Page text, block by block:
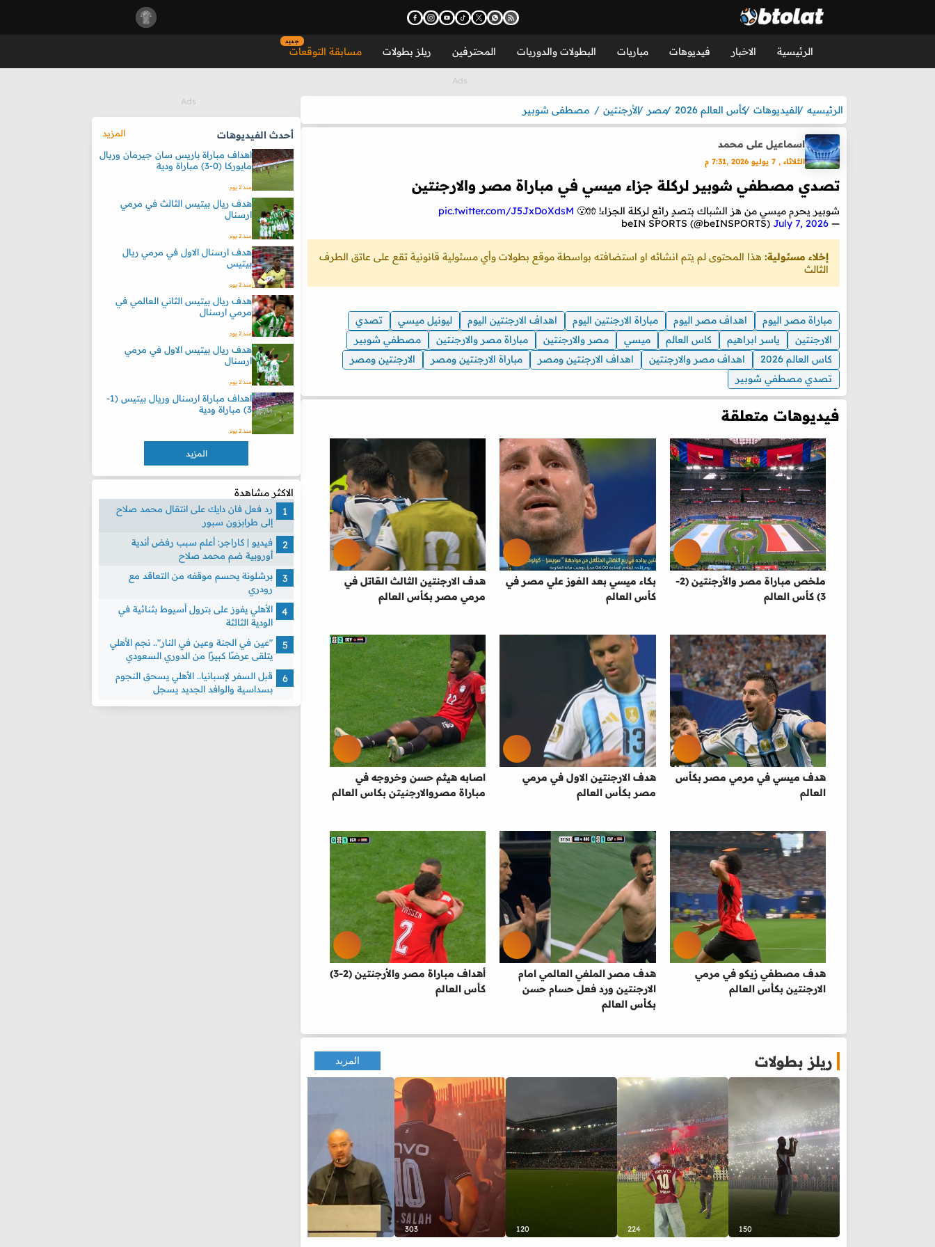
الرئيسية الاخبار فيديوهات مباريات البطولات والدوريات المحترفين ريلز بطولات مسابقة التوقعات
جديد
الرئيسيه الفيديوهات كأس العالم 2026 مصر الأرجنتين مصطفى شوبير
اسماعيل على محمد
الثلاثاء , 7 يوليو 2026 ,7:31 م
تصدي مصطفي شوبير لركلة جزاء ميسي في مباراة مصر والارجنتين
شوبير يحرم ميسي من هز الشباك بتصدٍ رائع لركلة الجزاء! 🧤😮 pic.twitter.com/J5JxDoXdsM
— beIN SPORTS (@beINSPORTS)
July 7, 2026
إخلاء مسئولية: هذا المحتوى لم يتم انشائه او استضافته بواسطة موقع بطولات وأي مسئولية قانونية تقع على عاتق الطرف
الثالث
مباراة مصر اليوم اهداف مصر اليوم مباراة الارجنتين اليوم اهداف الارجنتين اليوم ليونيل ميسي
تصدي
الارجنتين
ياسر ابراهيم كاس العالم ميسي مصر والارجنتين مباراة مصر والارجنتين
مصطفي شوبير
كاس العالم 2026
اهداف مصر والارجنتين اهداف الارجنتين ومصر مباراة الارجنتين ومصر
الارجنتين ومصر
تصدي مصطفي شوبير
فيديوهات متعلقة
ملخص مباراة مصر والأرجنتين (2-
3) كأس العالم
بكاء ميسي بعد الفوز علي مصر في
كأس العالم
هدف الارجنتين الثالث القاتل في
مرمي مصر بكأس العالم
هدف ميسي في مرمي مصر بكأس
العالم
هدف الارجنتين الاول في مرمي
مصر بكأس العالم
اصابه هيثم حسن وخروجه في
مباراة مصروالارجنيتن بكاس العالم
هدف مصطفي زيكو في مرمي
الارجنتين بكأس العالم
هدف مصر الملغي العالمي امام
الارجنتين ورد فعل حسام حسن
بكأس العالم
أهداف مباراة مصر والأرجنتين (2-3)
كأس العالم
ريلز بطولات المزيد
150
224
120
303
أحدث الفيديوهات
المزيد
اهداف مباراة باريس سان جيرمان وريال
مايوركا (0-3) مباراة ودية
منذ 2 يوم
هدف ريال بيتيس الثالث في مرمي
ارسنال
منذ 2 يوم
هدف ارسنال الاول في مرمي ريال
بيتيس
منذ 2 يوم
هدف ريال بيتيس الثاني العالمي في
مرمي ارسنال
منذ 2 يوم
هدف ريال بيتيس الاول في مرمي
ارسنال
منذ 2 يوم
اهداف مباراة ارسنال وريال بيتيس (1-
3) مباراة ودية
منذ 2 يوم
المزيد
الاكثر مشاهدة
رد فعل فان دايك على انتقال محمد صلاح
إلى طرابزون سبور
فيديو | كاراجر: أعلم سبب رفض أندية
أوروبية ضم محمد صلاح
برشلونة يحسم موقفه من التعاقد مع
رودري
الأهلي يفوز على بترول أسيوط بثنائية في
الودية الثالثة
"عين في الجنة وعين في النار".. نجم الأهلي
يتلقى عرضًا كبيرًا من الدوري السعودي
قبل السفر لإسبانيا.. الأهلي يسحق النجوم
بسداسية والوافد الجديد يسجل